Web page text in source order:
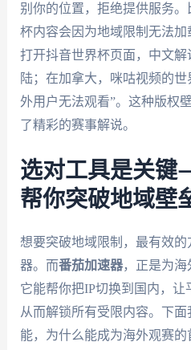
别你的位置，拒绝提供服务
杯内容会因为地域限制无法
打开抖音世界杯页面，中文
陆；在加拿大，咪咕视频的
外用户无法观看”。这种版权
了精彩的赛事解说。
选对工具是关键
帮你突破地域壁
想要突破地域限制，最有效
器。而番茄加速器，正是为海
它能帮你把IP切换到国内，让
从而解锁所有受限内容。下
能，为什么能成为海外观赛的